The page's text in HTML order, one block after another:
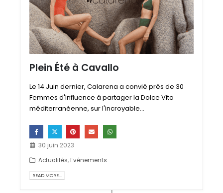
Plein Été à Cavallo
Le 14 Juin dernier, Calarena a convié près de 30
Femmes d'Influence à partager la Dolce Vita
méditerranéenne, sur l'incroyable...
30 juin 2023
Actualités,Evénements
READ MORE...